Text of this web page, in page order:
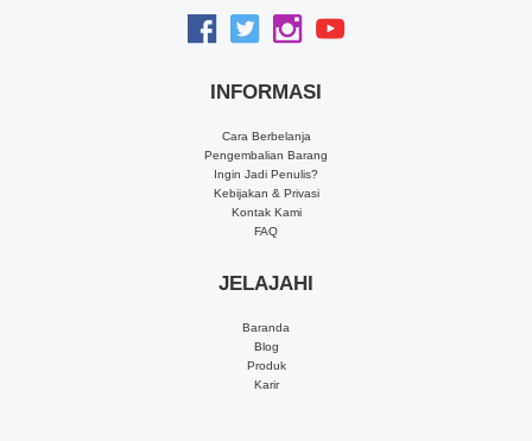
INFORMASI
Cara Berbelanja
Pengembalian Barang
Ingin Jadi Penulis?
Kebijakan & Privasi
Kontak Kami
FAQ
JELAJAHI
Baranda
Blog
Produk
Karir